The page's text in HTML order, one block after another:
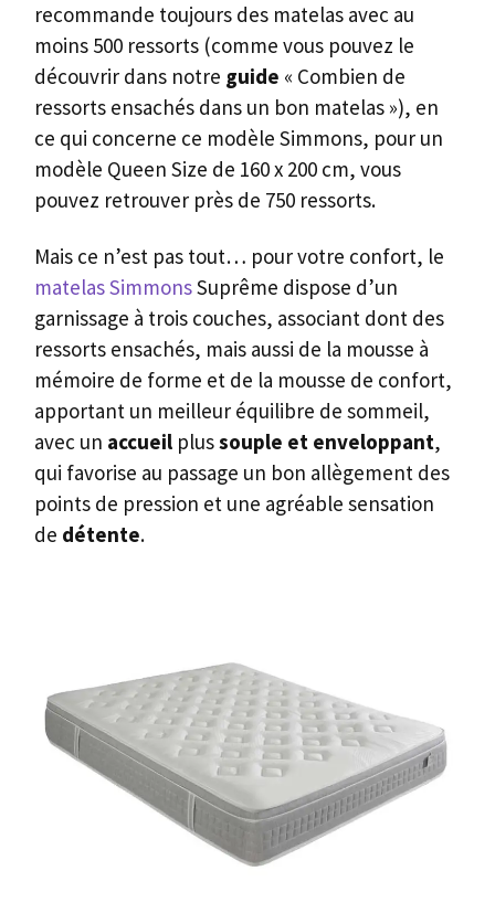
recommande toujours des matelas avec au
moins 500 ressorts (comme vous pouvez le
découvrir dans notre guide « Combien de
ressorts ensachés dans un bon matelas »), en
ce qui concerne ce modèle Simmons, pour un
modèle Queen Size de 160 x 200 cm, vous
pouvez retrouver près de 750 ressorts.
Mais ce n’est pas tout… pour votre confort, le
matelas SimmonsSuprême dispose d’un
garnissage à trois couches, associant dont des
ressorts ensachés, mais aussi de la mousse à
mémoire de forme et de la mousse de confort,
apportant un meilleur équilibre de sommeil,
avec un accueil plussouple et enveloppant,
qui favorise au passage un bon allègement des
points de pression et une agréable sensation
de détente.